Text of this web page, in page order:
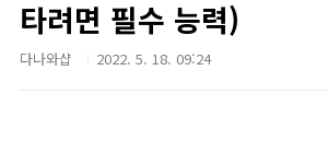
타려면 필수 능력)
다나와샵 2022. 5. 18. 09:24